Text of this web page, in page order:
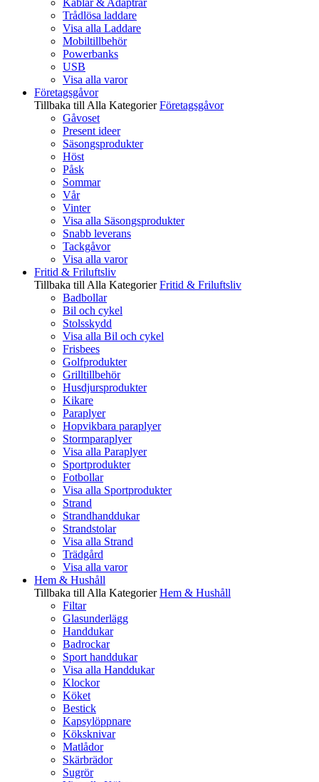
Kablar & Adaptrar
Trådlösa laddare
Visa alla Laddare
Mobiltillbehör
Powerbanks
USB
Visa alla varor
Företagsgåvor
Tillbaka till Alla Kategorier Företagsgåvor
Gåvoset
Present ideer
Säsongsprodukter
Höst
Påsk
Sommar
Vår
Vinter
Visa alla Säsongsprodukter
Snabb leverans
Tackgåvor
Visa alla varor
Fritid & Friluftsliv
Tillbaka till Alla Kategorier Fritid & Friluftsliv
Badbollar
Bil och cykel
Stolsskydd
Visa alla Bil och cykel
Frisbees
Golfprodukter
Grilltillbehör
Husdjursprodukter
Kikare
Paraplyer
Hopvikbara paraplyer
Stormparaplyer
Visa alla Paraplyer
Sportprodukter
Fotbollar
Visa alla Sportprodukter
Strand
Strandhanddukar
Strandstolar
Visa alla Strand
Trädgård
Visa alla varor
Hem & Hushåll
Tillbaka till Alla Kategorier Hem & Hushåll
Filtar
Glasunderlägg
Handdukar
Badrockar
Sport handdukar
Visa alla Handdukar
Klockor
Köket
Bestick
Kapsylöppnare
Köksknivar
Matlådor
Skärbrädor
Sugrör